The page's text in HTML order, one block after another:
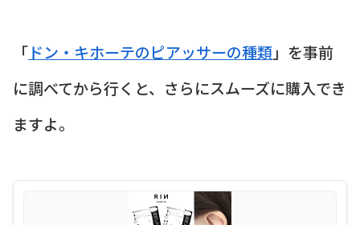
「ドン・キホーテのピアッサーの種類 」を事前
に調べてから行くと、さらにスムーズに購入でき
ますよ。